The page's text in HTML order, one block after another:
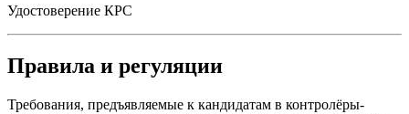
Удостоверение КРС
Правила и регуляции
Требования, предъявляемые к кандидатам в контролёры-